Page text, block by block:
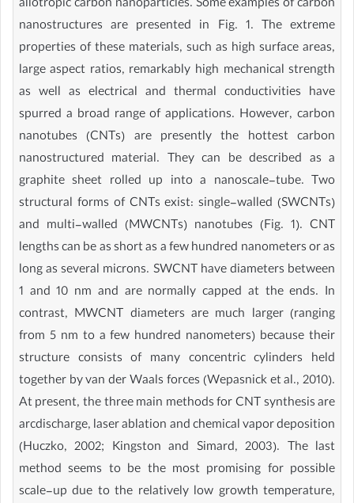
allotropic carbon nanoparticles. Some examples of carbon
nanostructures are presented in Fig. 1. The extreme
properties of these materials, such as high surface areas,
large aspect ratios, remarkably high mechanical strength
as well as electrical and thermal conductivities have
spurred a broad range of applications. However, carbon
nanotubes (CNTs) are presently the hottest carbon
nanostructured material. They can be described as a
graphite sheet rolled up into a nanoscale-tube. Two
structural forms of CNTs exist: single-walled (SWCNTs)
and multi-walled (MWCNTs) nanotubes (Fig. 1). CNT
lengths can be as short as a few hundred nanometers or as
long as several microns. SWCNT have diameters between
1 and 10 nm and are normally capped at the ends. In
contrast, MWCNT diameters are much larger (ranging
from 5 nm to a few hundred nanometers) because their
structure consists of many concentric cylinders held
together by van der Waals forces (Wepasnick et al., 2010).
At present, the three main methods for CNT synthesis are
arcdischarge, laser ablation and chemical vapor deposition
(Huczko, 2002; Kingston and Simard, 2003). The last
method seems to be the most promising for possible
scale-up due to the relatively low growth temperature,